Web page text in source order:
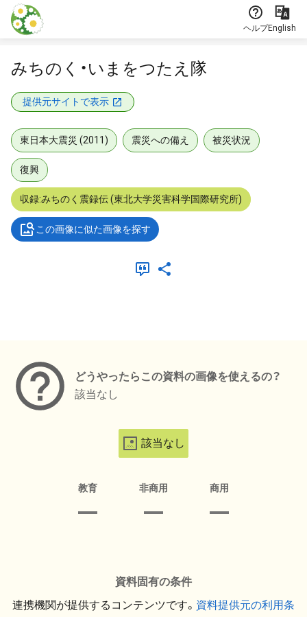
本文に飛ぶ
ヘルプEnglish
みちのく・いまをつたえ隊
提供元サイトで表示
東日本大震災 (2011) 震災への備え 被災状況
復興
収録:みちのく震録伝 (東北大学災害科学国際研究所)
この画像に似た画像を探す
どうやったらこの資料の画像を使えるの？
該当なし
該当なし
教育 非商用 商用
資料固有の条件
連携機関が提供するコンテンツです。 資料提供元の利用条